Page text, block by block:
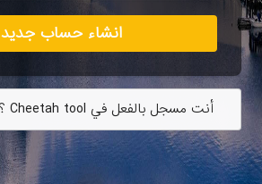
انشاء حساب جديد
أنت مسجل بالفعل في Cheetah tool ؟